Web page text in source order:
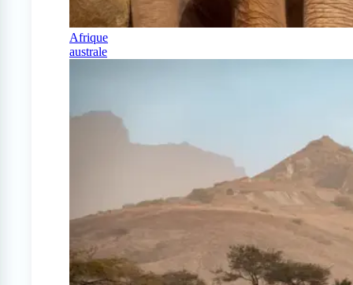
Afrique
australe